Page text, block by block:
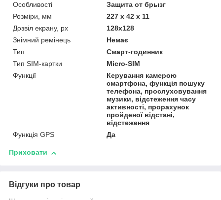
Особливості
Защита от брызг
Розміри, мм
227 х 42 х 11
Дозвіл екрану, px
128х128
Знімний ремінець
Немає
Тип
Смарт-годинник
Тип SIM-картки
Micro-SIM
Функції
Керування камерою
смартфона, функція пошуку
телефона, прослуховування
музики, відстеження часу
активності, прорахунок
пройденої відстані,
відстеження
Функція GPS
Да
Приховати
Відгуки про товар